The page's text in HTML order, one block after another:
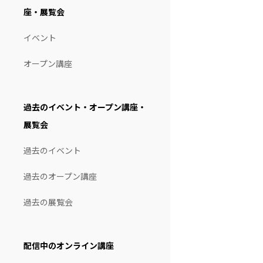
座・展覧会
イベント
オープン講座
過去のイベント・オープン講座・
展覧会
過去のイベント
過去のオープン講座
過去の展覧会
配信中のオンライン講座